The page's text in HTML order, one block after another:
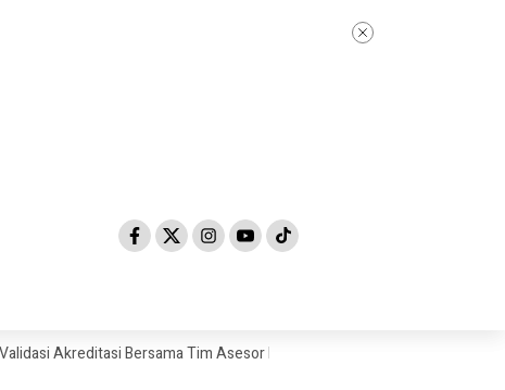
Bersama Tim Asesor BAN-PDM Tahun 2026